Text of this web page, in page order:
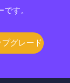
す。
グレード